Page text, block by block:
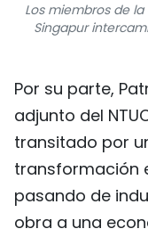
Los miembros de
Singapur
Por su parte,
adjunto del
transitado por
transformación
pasando de
obra a una